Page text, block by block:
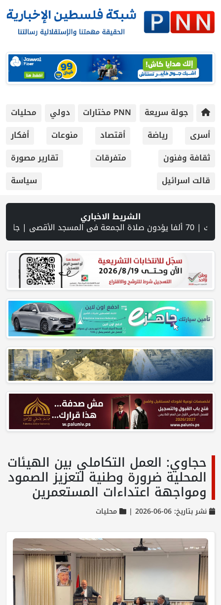
جولة سريعة PNN مختارات دولي
محليات
أسرى
رياضة أقتصاد منوعات
أفكار
ثقافة وفنون
متفرقات
تقارير مصورة
قالت اسرائيل
سياسة
الشريط الاخباري
حجاوي: العمل التكاملي بين الهيئات
المحلية ضرورة وطنية لتعزيز الصمود
ومواجهة اعتداءات المستعمرين
نشر بتاريخ: 06-06-2026 | محليات